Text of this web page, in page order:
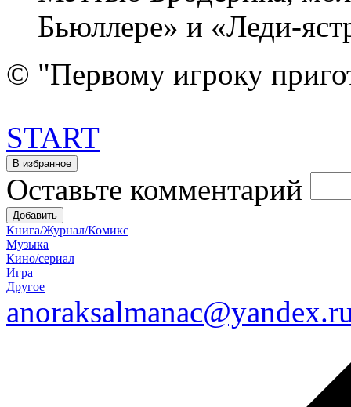
Бьюллере» и «Леди-
© "Первому игроку
START
Оставьте комментарий
Книга/Журнал/Комикс
Музыка
Кино/сериал
Игра
Другое